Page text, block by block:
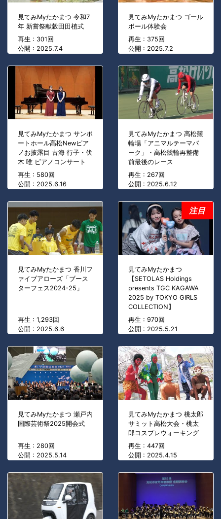
見てみMyたかまつ 令和7
年 新嘗祭献穀田田植式
再生 : 301回
公開 : 2025.7.4
見てみMyたかまつ ゴール
ボール体験会
再生 : 375回
公開 : 2025.7.2
見てみMyたかまつ サンポ
ートホール高松Newピア
ノお披露目 古海 行子・伏
木 唯 ピアノコンサート
再生 : 580回
公開 : 2025.6.16
見てみMyたかまつ 高松競
輪場「アニマルテーマパ
ーク」・高松競輪再整備
前最後のレース
再生 : 267回
公開 : 2025.6.12
見てみMyたかまつ 香川フ
ァイブアローズ「ブース
ターフェス2024-25」
再生 : 1,293回
公開 : 2025.6.6
見てみMyたかまつ
【SETOLAS Holdings
presents TGC KAGAWA
2025 by TOKYO GIRLS
COLLECTION】
再生 : 970回
公開 : 2025.5.21
注目
見てみMyたかまつ 瀬戸内
国際芸術祭2025開会式
再生 : 280回
公開 : 2025.5.14
見てみMyたかまつ 桃太郎
サミット高松大会・桃太
郎コスプレウォーキング
再生 : 447回
公開 : 2025.4.15